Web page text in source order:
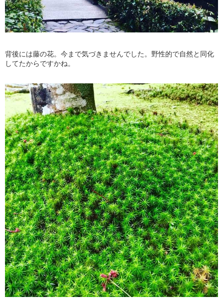
背後には藤の花。今まで気づきませんでした。野性的で自然と同化
してたからですかね。